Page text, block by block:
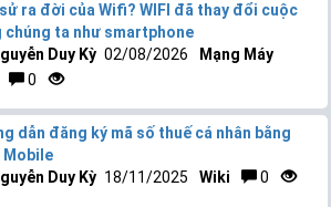
ra đời của Wifi? WIFI đã thay đổi cuộc
chúng ta như smartphone
Duy Kỳ 02/08/2026
Mạng Máy
0
dẫn đăng ký mã số thuế cá nhân bằng
Mobile
Duy Kỳ 18/11/2025 Wiki 0